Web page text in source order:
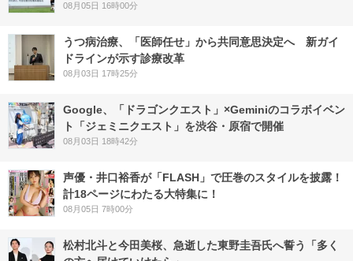
08月05日 16時00分
うつ病治療、「医師任せ」から共同意思決定へ 新ガイ
ドラインが示す診療改革
08月03日 17時25分
Google、「ドラゴンクエスト」×Geminiのコラボイベン
ト「ジェミニクエスト」を渋谷・原宿で開催
08月03日 18時42分
声優・井口裕香が「FLASH」で圧巻のスタイルを披露！
計18ページにわたる大特集に！
08月05日 7時00分
松村北斗と今田美桜、急逝した東野圭吾氏へ誓う「多く